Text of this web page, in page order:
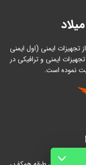
تجهیزات ایمنی (اول ایمنی
و فروش تجهیزات ایمنی و ترافیکی در
نموده است.